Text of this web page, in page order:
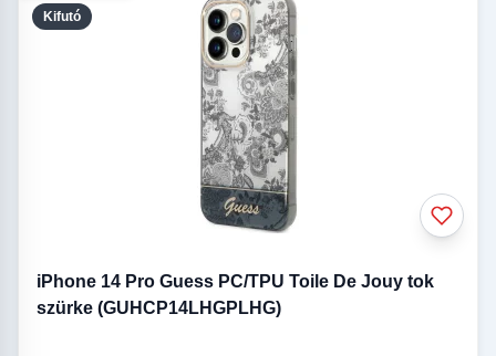
Kifutó
iPhone 14 Pro Guess PC/TPU Toile De Jouy tok
szürke (GUHCP14LHGPLHG)